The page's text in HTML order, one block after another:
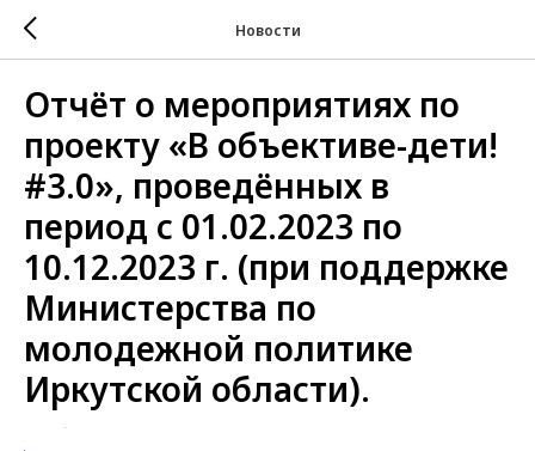
Новости
Отчёт о мероприятиях по
проекту «В объективе-дети!
#3.0», проведённых в
период с 01.02.2023 по
10.12.2023 г. (при поддержке
Министерства по
молодежной политике
Иркутской области).